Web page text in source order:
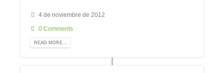
4 de noviembre de 2012
0 Comments
READ MORE...